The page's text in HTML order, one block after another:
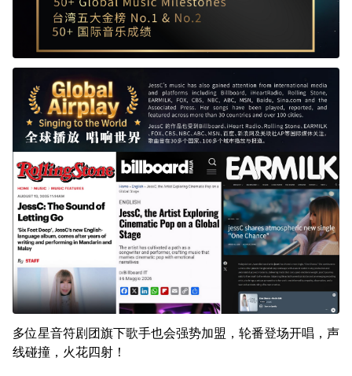
多位星音符剧团旗下歌手也会强势加盟，轮番登场开唱，声
线碰撞，火花四射！